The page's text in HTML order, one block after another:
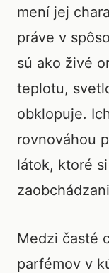
mení jej
práve v
sú ako živé
teplotu,
obklopuje.
rovnováhou
látok, ktoré
Medzi časté
parfémov v